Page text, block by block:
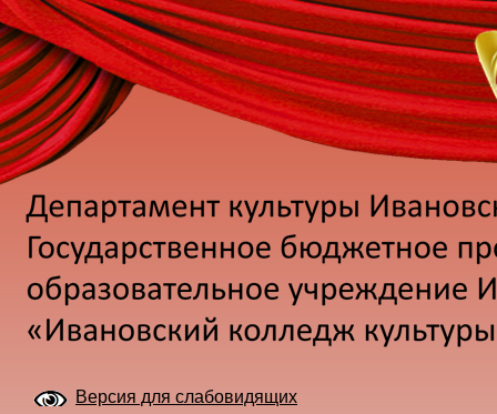
Версия для слабовидящих